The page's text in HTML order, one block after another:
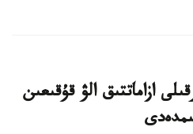
ازاماتتىق الۋ قۇقىعىن